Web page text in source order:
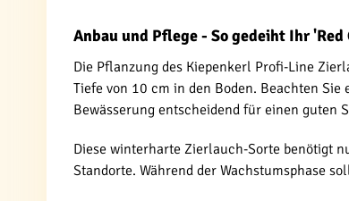
Anbau und Pflege - So gedeiht Ihr
Die Pflanzung des Kiepenkerl Profi-Line
Tiefe von 10 cm in den Boden. Beachten
Bewässerung entscheidend für einen guten
Diese winterharte Zierlauch-Sorte benötigt
Standorte. Während der Wachstumsphase